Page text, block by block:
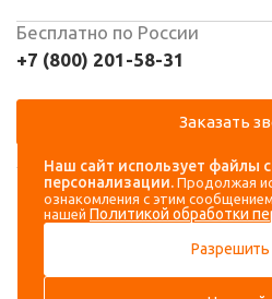
Навигация
Каталог
Аккаунт
Вход
Бесплатно по России
+7 (800) 201-58-31
Заказать
Наш сайт использует файлы
персонализации. Продолжая
ознакомления с этим
нашей Политикой обработки
Разрешить